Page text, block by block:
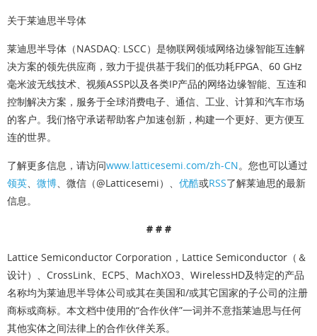
关于莱迪思半导体
莱迪思半导体（NASDAQ: LSCC）是物联网领域网络边缘智能互连解
决方案的领先供应商，致力于提供基于我们的低功耗FPGA、60 GHz
毫米波无线技术、视频ASSP以及各类IP产品的网络边缘智能、互连和
控制解决方案，服务于全球消费电子、通信、工业、计算和汽车市场
的客户。我们恪守承诺帮助客户加速创新，构建一个更好、更方便互
连的世界。
了解更多信息，请访问www.latticesemi.com/zh-CN。您也可以通过
领英、 微博、微信（@Latticesemi）、 优酷或RSS了解莱迪思的最新
信息。
# # #
Lattice Semiconductor Corporation，Lattice Semiconductor（＆
设计）、CrossLink、ECP5、MachXO3、WirelessHD及特定的产品
名称均为莱迪思半导体公司或其在美国和/或其它国家的子公司的注册
商标或商标。本文档中使用的“合作伙伴”一词并不意指莱迪思与任何
其他实体之间法律上的合作伙伴关系。